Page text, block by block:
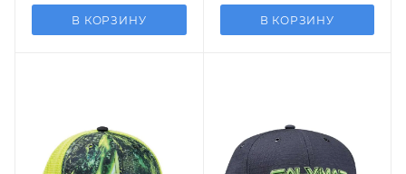
В КОРЗИНУ В КОРЗИНУ